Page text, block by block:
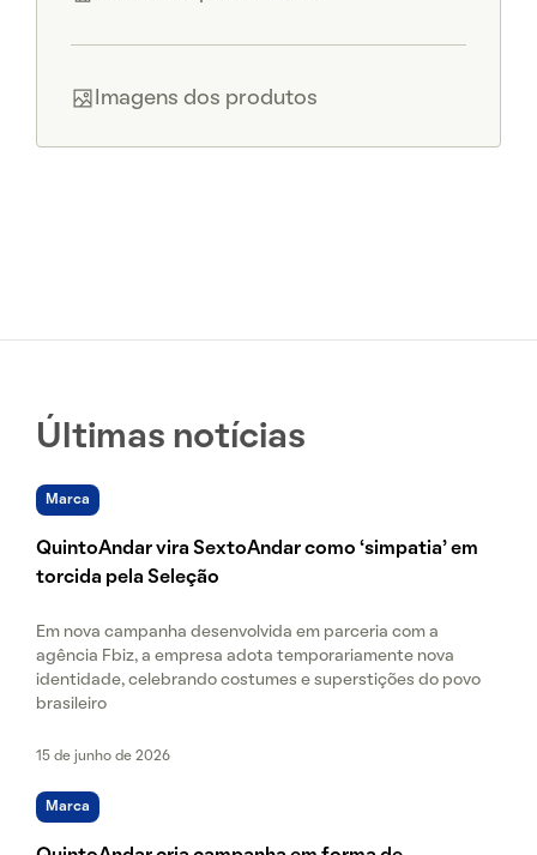
Imagens dos produtos
Últimas notícias
Marca
QuintoAndar vira SextoAndar como ‘simpatia’ em
torcida pela Seleção
Em nova campanha desenvolvida em parceria com a
agência Fbiz, a empresa adota temporariamente nova
identidade, celebrando costumes e superstições do povo
brasileiro
15 de junho de 2026
Marca